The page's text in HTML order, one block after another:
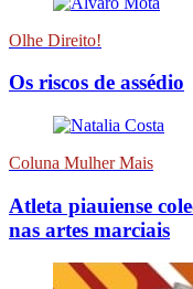
Olhe Direito!
Os riscos de assédio
Coluna Mulher Mais
Atleta piauiense
nas artes marciais